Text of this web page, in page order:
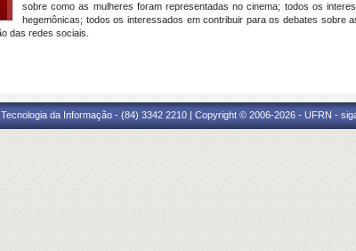
sobre como as mulheres foram representadas no cinema; todos os
hegemônicas; todos os interessados em contribuir para os debates sobre
das redes sociais.
da Informação - (84) 3342 2210 | Copyright © 2006-2026 - UFRN -